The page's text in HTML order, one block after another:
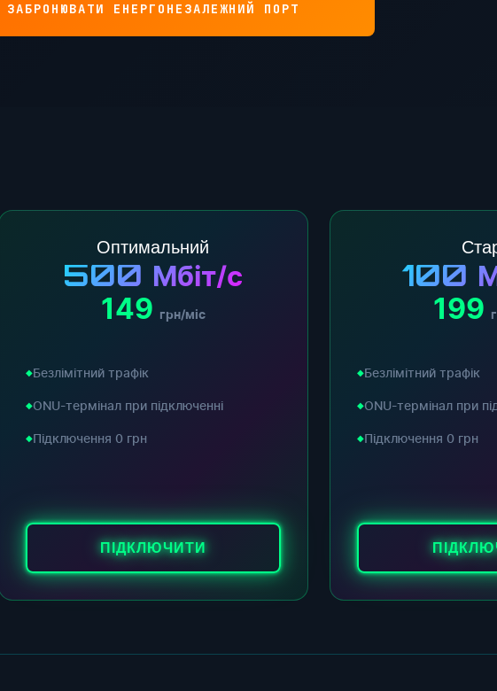
ЗАБРОНЮВАТИ ЕНЕРГОНЕЗАЛЕЖНИЙ ПОРТ
Оптимальний
500 Мбіт/с
149 грн/міс
Безлімітний трафік
ONU-термінал при підключенні
Підключення 0 грн
ПІДКЛЮЧИТИ
100
199
Безлімітний трафік
ONU-термінал при
Підключення 0 грн